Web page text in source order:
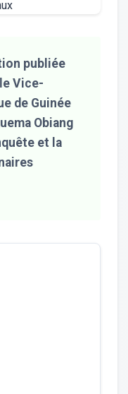
publiée
Vice-
de Guinée
Obiang
et la